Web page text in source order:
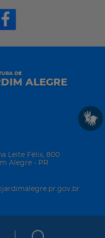
DE
ALEGRE
Leite Félix, 800
Alegre - PR